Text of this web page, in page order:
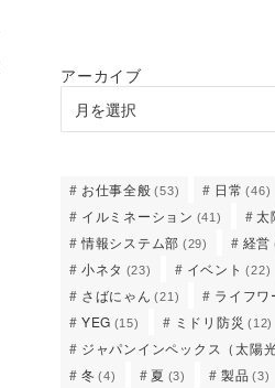
アーカイブ
お仕事全般 (53) 日常 (46)
イルミネーション (41) 太
情報システム部 (29) 経営
小ネタ (23) イベント (22)
さばにゃん (21) ライフワ
YEG (15) ミドリ防災 (12)
ジャパンインペックス（太陽光
冬 (4) 夏 (3) 製品 (3)